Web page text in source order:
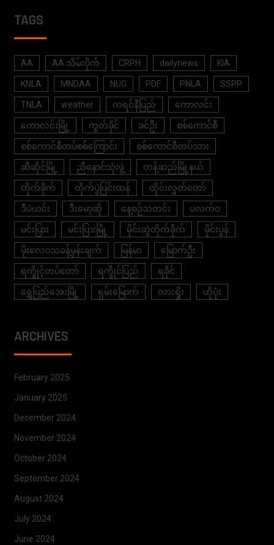
TAGS
AA AA သိမ်းပိုက် CRPH dailynews KIA
KNLA MNDAA NUG PDF PNLA SSPP
TNLA weather ကရင်နီပြည် ကောလင်း
ကောလင်းမြို့ ကွတ်ခိုင် ခင်ဦး စစ်ကောင်စီ
စစ်ကောင်စီတပ်စစ်ကြောင်း စစ်ကောင်စီတပ်သား
ဆီဆိုင်မြို့ ညီနောင်သုံးဖွဲ့ တန့်ဆည်မြို့နယ်
တိုက်ခိုက် တိုက်ပွဲပြင်းထန် ထိုင်းလွှတ်တော်
ဒီပဲယင်း ဒီးမော့ဆို နေ့စဉ်သတင်း ပလက်ဝ
မင်းပြား မင်းပြားမြို့ မိုင်းဆွဲတိုက်ခိုက် မိုင်းပွန်
မိုးလေဝသခန့်မှန်းချက် မြန်မာ မြောက်ဦး
ရက္ခိုင့်တပ်တော် ရက္ခိုင်ပြည် ရခိုင်
ရွှေပြည်အေးမြို့ ရှမ်းမြောက် လားရှိုး ဟိုပုံး
ARCHIVES
February 2025
January 2025
December 2024
November 2024
October 2024
September 2024
August 2024
July 2024
June 2024